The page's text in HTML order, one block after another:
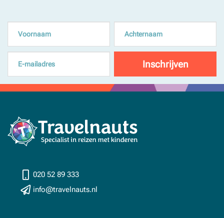
020 52 89 333
info@travelnauts.nl